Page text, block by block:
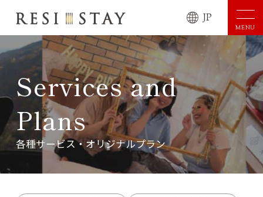
JP
MENU
Services and
Plans
各種サービス・オリジナルプラン